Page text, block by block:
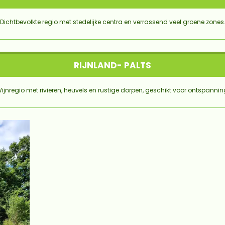
Dichtbevolkte regio met stedelijke centra en verrassend veel groene zones.
RIJNLAND- PALTS
met rivieren, heuvels en rustige dorpen, geschikt voor